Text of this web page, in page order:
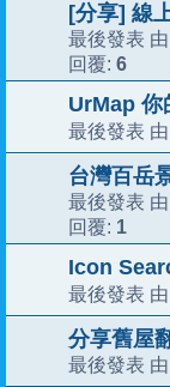
[分享] 線
最後發表 由
回覆: 6
UrMap 你
最後發表
台灣百岳
最後發表 由
回覆: 1
Icon
最後發表
分享舊屋
最後發表 由